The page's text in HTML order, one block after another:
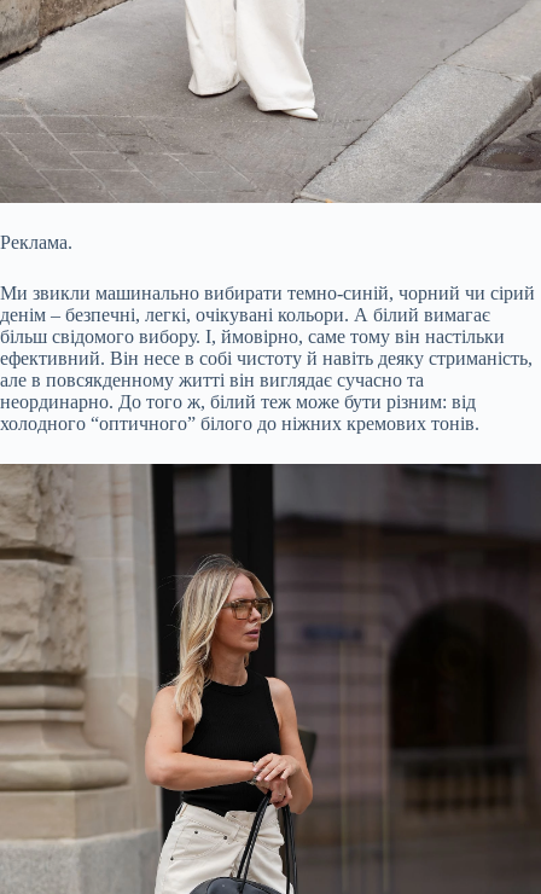
Реклама.
Ми звикли машинально вибирати темно-синій, чорний чи сірий
денім – безпечні, легкі, очікувані кольори. А білий вимагає
більш свідомого вибору. І, ймовірно, саме тому він настільки
ефективний. Він несе в собі чистоту й навіть деяку стриманість,
але в повсякденному житті він виглядає сучасно та
неординарно. До того ж, білий теж може бути різним: від
холодного “оптичного” білого до ніжних кремових тонів.